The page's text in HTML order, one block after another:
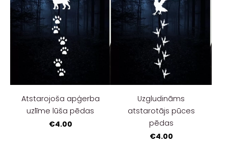
Atstarojoša apģerba
uzlīme lūša pēdas
€4.00
Uzgludināms
atstarotājs pūces
pēdas
€4.00